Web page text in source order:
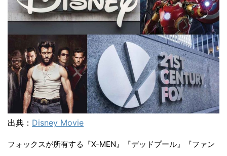
出典： Disney Movie
フォックスが所有する『X-MEN』『デッドプール』『ファン